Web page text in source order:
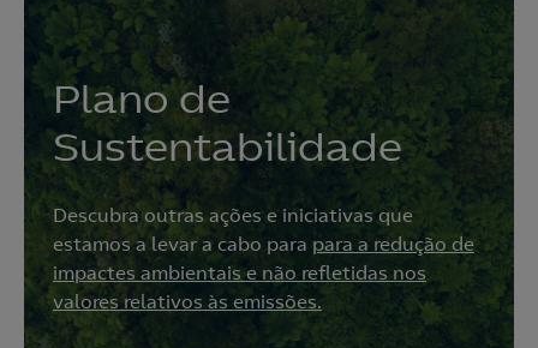
Plano de
Sustentabilidade
Descubra outras ações e iniciativas que
estamos a levar a cabo para para a redução de
impactes ambientais e não refletidas nos
valores relativos às emissões.